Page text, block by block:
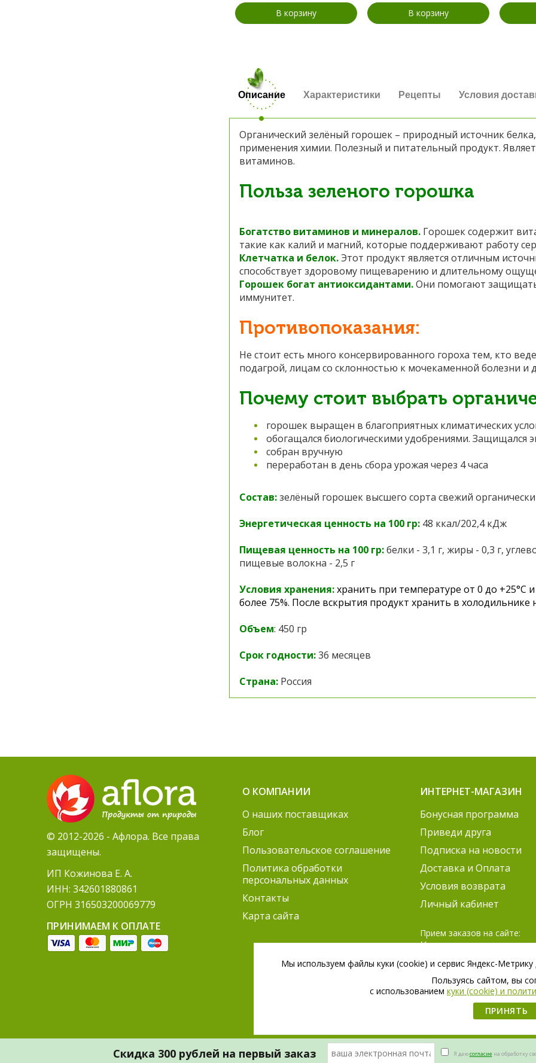
Скидка 300 рублей на первый заказ Я даюсогласие на обработку
В корзину
В корзину
Описание
Органический зелёный горошек – природный источник белка,
применения химии. Полезный и питательный продукт.
витаминов.
Польза зеленого горошка
Богатство витаминов и минералов. Горошек содержит
такие как калий и магний, которые поддерживают работу
Клетчатка и белок.Этот продукт является отличным
способствует здоровому пищеварению и длительному
Горошек богат антиоксидантами.Они помогают
иммунитет.
Противопоказания:
Не стоит есть много консервированного гороха тем, кто
подагрой, лицам со склонностью к мочекаменной болезни и
Почему стоит выбрать
горошек выращен в благоприятных климатических
обогащался биологическими удобрениями. Защищался
собран вручную
переработан в день сбора урожая через 4 часа
Состав:зелёный горошек высшего сорта свежий
Энергетическая ценность на 100 гр: 48 ккал/202,4 кДж
Пищевая ценность на 100 гр:белки - 3,1 г, жиры - 0,3 г,
пищевые волокна - 2,5 г
Условия хранения:хранить при температуре от 0 до +25°C
более 75%. После вскрытия продукт хранить в холодильнике
Объем: 450 гр
Срок годности:36 месяцев
Страна: Россия
Характеристики Рецепты Условия
© 2012-2026 - Афлора. Все права
защищены.
ИП Кожинова Е. А.
ИНН: 342601880861
ОГРН 316503200069779
ПРИНИМАЕМ К ОПЛАТЕ
О КОМПАНИИ
О наших поставщиках
Блог
Пользовательское соглашение
Политика обработки
персональных данных
Контакты
Карта сайта
ИНТЕРНЕТ-МАГАЗИН
Бонусная программа
Приведи друга
Подписка на новости
Доставка и Оплата
Условия возврата
Личный кабинет
Прием заказов на сайте:
Круглосуточно
Согласование заказов:
ПН-ПТ 9:00 – 21:00
СБ 9:00 – 18:00
Мы используем файлы куки (cookie) и сервис Яндекс-
Пользуясь сайтом, вы
c использованием куки (cookie) и
ПРИНЯТЬ